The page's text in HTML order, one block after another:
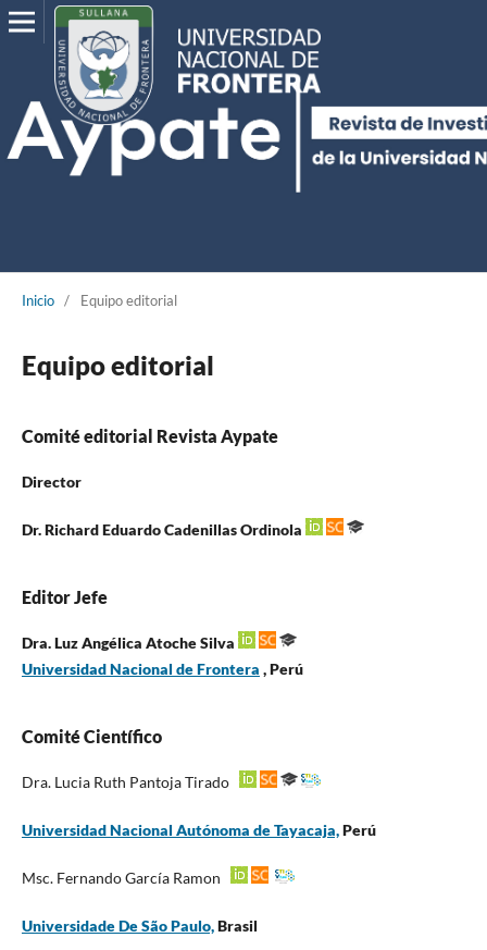
Inicio / Equipo editorial
Equipo editorial
Comité editorial Revista Aypate
Director
Dr. Richard Eduardo Cadenillas Ordinola
EditorJefe
Dra. Luz Angélica Atoche Silva
Universidad Nacional de Frontera , Perú
Comité Científico
Dra. Lucia Ruth Pantoja Tirado
Universidad Nacional Autónoma de Tayacaja,Perú
Msc. Fernando García Ramon
Universidade De São Paulo,Brasil